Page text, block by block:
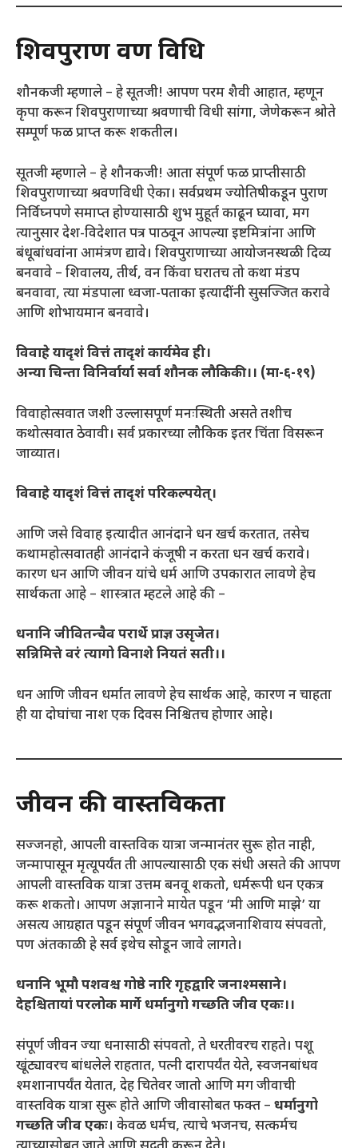
शिवपुराण श्रवण विधि
शौनकजी म्हणाले – हे सूतजी! आपण परम शैवी आहात, म्हणून
कृपा करून शिवपुराणाच्या श्रवणाची विधी सांगा, जेणेकरून श्रोते
सम्पूर्ण फळ प्राप्त करू शकतील।
सूतजी म्हणाले – हे शौनकजी! आता संपूर्ण फळ प्राप्तीसाठी
शिवपुराणाच्या श्रवणविधी ऐका। सर्वप्रथम ज्योतिषीकडून पुराण
निर्विघ्नपणे समाप्त होण्यासाठी शुभ मुहूर्त काढून घ्यावा, मग
त्यानुसार देश-विदेशात पत्र पाठवून आपल्या इष्टमित्रांना आणि
बंधूबांधवांना आमंत्रण द्यावे। शिवपुराणाच्या आयोजनस्थळी दिव्य
बनवावे – शिवालय, तीर्थ, वन किंवा घरातच तो कथा मंडप
बनवावा, त्या मंडपाला ध्वजा-पताका इत्यादींनी सुसज्जित करावे
आणि शोभायमान बनवावे।
विवाहे यादृशं वित्तं तादृशं कार्यमेव ही।
अन्या चिन्ता विनिर्वार्या सर्वा शौनक लौकिकी।। (मा-६-१९)
विवाहोत्सवात जशी उल्लासपूर्ण मनःस्थिती असते तशीच
कथोत्सवात ठेवावी। सर्व प्रकारच्या लौकिक इतर चिंता विसरून
जाव्यात।
विवाहे यादृशं वित्तं तादृशं परिकल्पयेत्।
आणि जसे विवाह इत्यादीत आनंदाने धन खर्च करतात, तसेच
कथामहोत्सवातही आनंदाने कंजूषी न करता धन खर्च करावे।
कारण धन आणि जीवन यांचे धर्म आणि उपकारात लावणे हेच
सार्थकता आहे – शास्त्रात म्हटले आहे की –
धनानि जीवितन्चैव परार्थे प्राज्ञ उसृजेत।
सन्निमित्ते वरं त्यागो विनाशे नियतं सती।।
धन आणि जीवन धर्मात लावणे हेच सार्थक आहे, कारण न चाहता
ही या दोघांचा नाश एक दिवस निश्चितच होणार आहे।
जीवन की वास्तविकता
सज्जनहो, आपली वास्तविक यात्रा जन्मानंतर सुरू होत नाही,
जन्मापासून मृत्यूपर्यंत ती आपल्यासाठी एक संधी असते की आपण
आपली वास्तविक यात्रा उत्तम बनवू शकतो, धर्मरूपी धन एकत्र
करू शकतो। आपण अज्ञानाने मायेत पडून ‘मी आणि माझे’ या
असत्य आग्रहात पडून संपूर्ण जीवन भगवद्भजनाशिवाय संपवतो,
पण अंतकाळी हे सर्व इथेच सोडून जावे लागते।
धनानि भूमौ पशवश्च गोष्ठे नारि गृहद्वारि जनाश्मसाने।
देहश्चितायां परलोक मार्गे धर्मानुगो गच्छति जीव एकः।।
संपूर्ण जीवन ज्या धनासाठी संपवतो, ते धरतीवरच राहते। पशू
खूंट्यावरच बांधलेले राहतात, पत्नी दारापर्यंत येते, स्वजनबांधव
श्मशानापर्यंत येतात, देह चितेवर जातो आणि मग जीवाची
वास्तविक यात्रा सुरू होते आणि जीवासोबत फक्त – धर्मानुगो
गच्छति जीव एकः। केवळ धर्मच, त्याचे भजनच, सत्कर्मच